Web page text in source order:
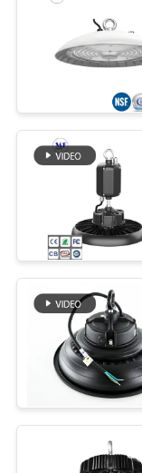
CHÚNG
THAM
MÁY
KIỂM
SOÁT
CHẤT
LƯỢNG
Đèn
Đèn
Đèn